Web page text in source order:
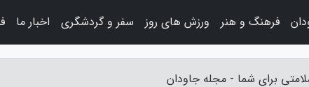
برای شما - مجله جاودان
فرهنگ و هنر ورزش های روز سفر و گردشگری اخبار ما